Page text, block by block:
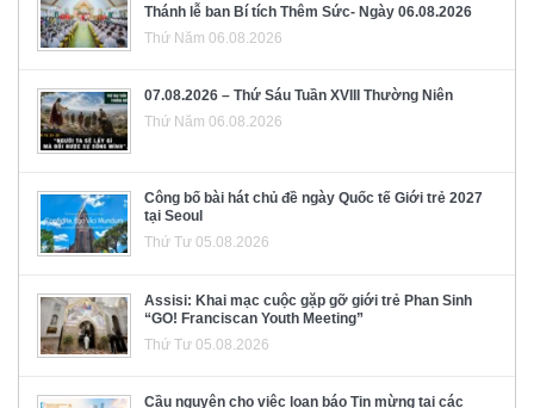
Thánh lễ ban Bí tích Thêm Sức- Ngày 06.08.2026
Thứ Năm 06.08.2026
07.08.2026 – Thứ Sáu Tuần XVIII Thường Niên
Thứ Năm 06.08.2026
Công bố bài hát chủ đề ngày Quốc tế Giới trẻ 2027
tại Seoul
Thứ Tư 05.08.2026
Assisi: Khai mạc cuộc gặp gỡ giới trẻ Phan Sinh
“GO! Franciscan Youth Meeting”
Thứ Tư 05.08.2026
Cầu nguyện cho việc loan báo Tin mừng tại các